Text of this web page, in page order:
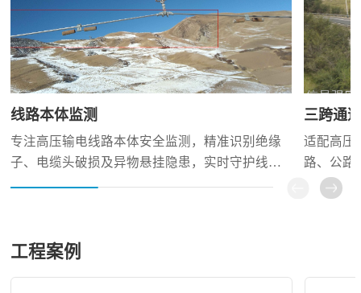
线路本体监测
专注高压输电线路本体安全监测，精准识别绝缘
子、电缆头破损及异物悬挂隐患，实时守护线路
三跨通
适配高压
路、公路
全。
工程案例